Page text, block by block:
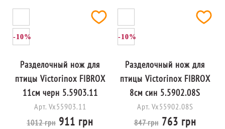
-10%
Разделочный нож для
птицы Victorinox FIBROX
11см черн 5.5903.11
Арт. Vx55903.11
1012 грн 911 грн
-10%
Разделочный нож для
птицы Victorinox FIBROX
8см син 5.5902.08S
Арт. Vx55902.08S
847 грн763 грн